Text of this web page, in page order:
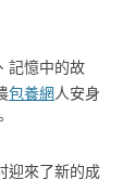
記憶中的故
包養網人安身
迎來了新的成